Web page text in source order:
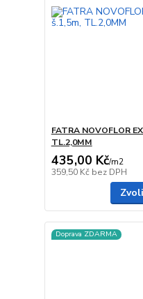
FATRA NOVOFLOR
TL.2,0MM
435,00 Kč/m2
359,50 Kč bez DPH
Doprava ZDARMA